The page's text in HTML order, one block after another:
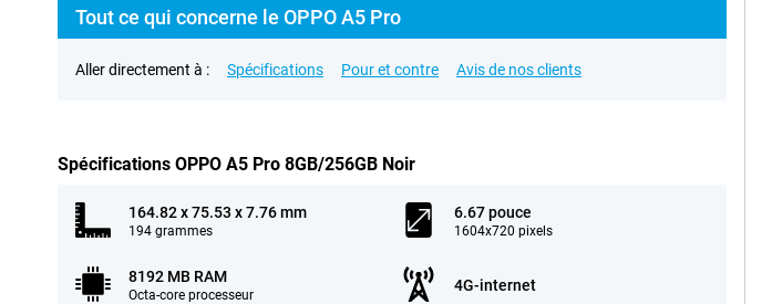
Tout ce qui concerne le OPPO A5 Pro
Aller directement à : Spécifications Pour et contre Avis de nos clients
Spécifications OPPO A5 Pro 8GB/256GB Noir
164.82 x 75.53 x 7.76 mm
194 grammes
6.67 pouce
1604x720 pixels
8192 MB RAM
Octa-core processeur
4G-internet